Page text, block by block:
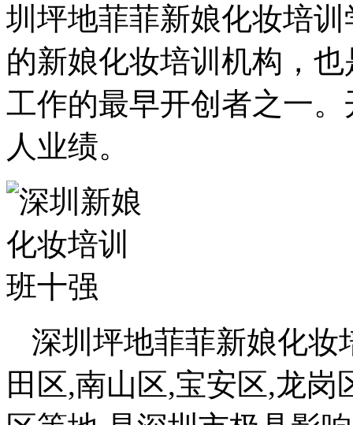
圳坪地菲菲新娘化妆培
的新娘化妆培训机构，
工作的最早开创者之一
人业绩。
深圳坪地菲菲新娘化妆
田区,南山区,宝安区,龙